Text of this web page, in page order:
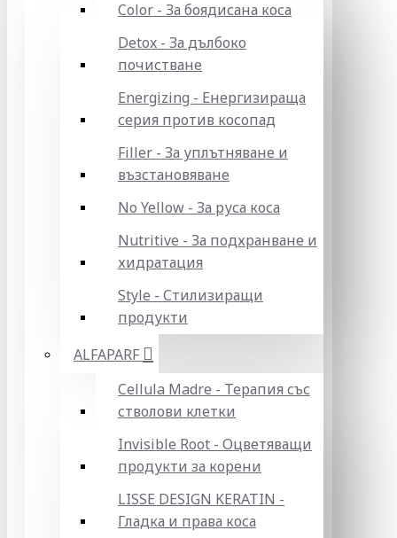
Color - За боядисана коса
Detox - За дълбоко
почистване
Energizing - Енергизираща
серия против косопад
Filler - За уплътняване и
възстановяване
No Yellow - За руса коса
Nutritive - За подхранване и
хидратация
Style - Стилизиращи
продукти
ALFAPARF
Cellula Madre - Терапия със
стволови клетки
Invisible Root - Оцветяващи
продукти за корени
LISSE DESIGN KERATIN -
Гладка и права коса